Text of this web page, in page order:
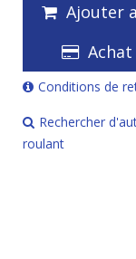
Ajouter
Conditions de
Rechercher
roulant